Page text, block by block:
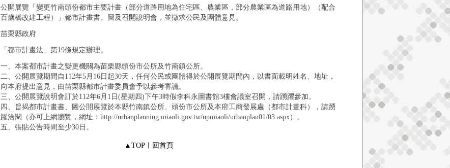
公開展覽「變更竹南頭份都市主要計畫（部分道路用地為住宅區、農業區，部分農業區為道路用地）（配合
百歲橋改建工程）」都市計畫書、圖及召開說明會，並徵求公民及團體意見。
苗栗縣政府
「都市計畫法」第19條規定辦理。
一、本案都市計畫之變更機關為苗栗縣頭份市公所及竹南鎮公所。
二、公開展覽期間自112年5月16日起30天，任何公民或團體得於公開展覽期間內，以書面載明姓名、地址，
向本府提出意見，由苗栗縣都市計畫委員會予以參考審議。
三、公開展覽說明會訂於112年6月1日(星期四)下午3時假李科永圖書館3樓會議室召開，請踴躍參加。
四、旨揭都市計畫書、圖公開展覽於本縣竹南鎮公所、頭份市公所及本府工商發展處（都市計畫科），請踴
躍洽閱（亦可上網瀏覽，網址：http://urbanplanning.miaoli.gov.tw/upmiaoli/urbanplan01/03.aspx）。
五、張貼公告時間至少30日。
▲TOP︱ 回首頁